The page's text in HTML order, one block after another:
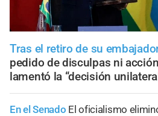
Tras el retiro de su
pedido de disculpas ni
lamentó la “decisión
En el Senado El oficialismo